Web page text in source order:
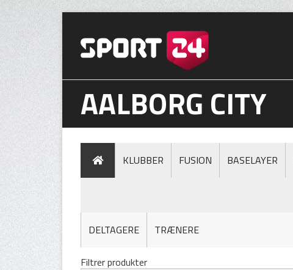
AALBORG CITY
KLUBBER FUSION BASELAYER
DELTAGERE TRÆNERE
Filtrer produkter